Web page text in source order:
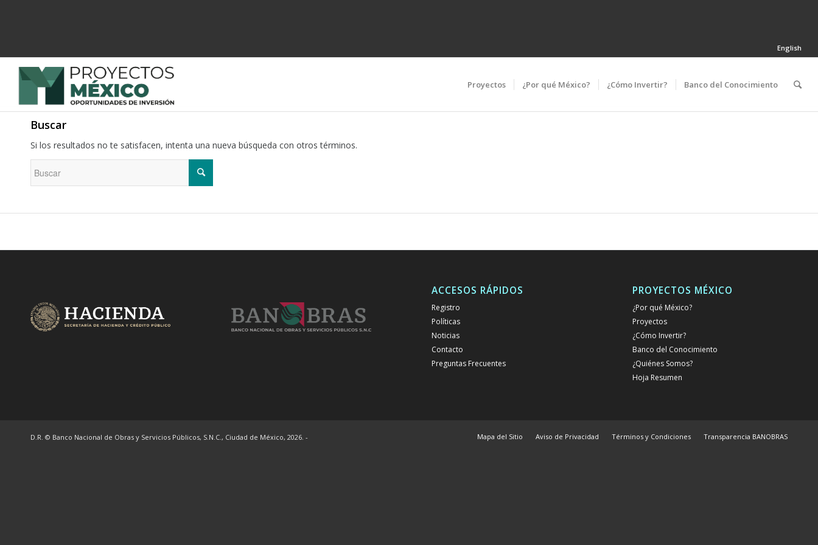
English
Proyectos ¿Por qué México? ¿Cómo Invertir? Banco del Conocimiento
Buscar
Si los resultados no te satisfacen, intenta una nueva búsqueda con otros términos.
ACCESOS RÁPIDOS
Registro
Políticas
Noticias
Contacto
Preguntas Frecuentes
PROYECTOS MÉXICO
¿Por qué México?
Proyectos
¿Cómo Invertir?
Banco del Conocimiento
¿Quiénes Somos?
Hoja Resumen
D.R. © Banco Nacional de Obras y Servicios Públicos, S.N.C., Ciudad de México, 2026. - Mapa del Sitio Aviso de Privacidad Términos y Condiciones Transparencia BANOBRAS